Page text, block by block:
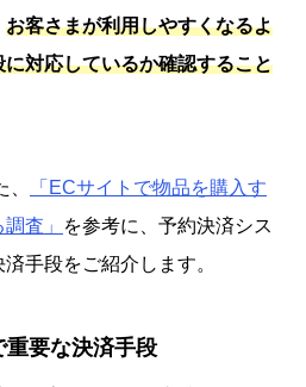
お客さまが利用しやすくなるよ
対応しているか確認すること
「ECサイトで物品を購入す
査」
を参考に、予約決済シス
手段をご紹介します。
要な決済手段